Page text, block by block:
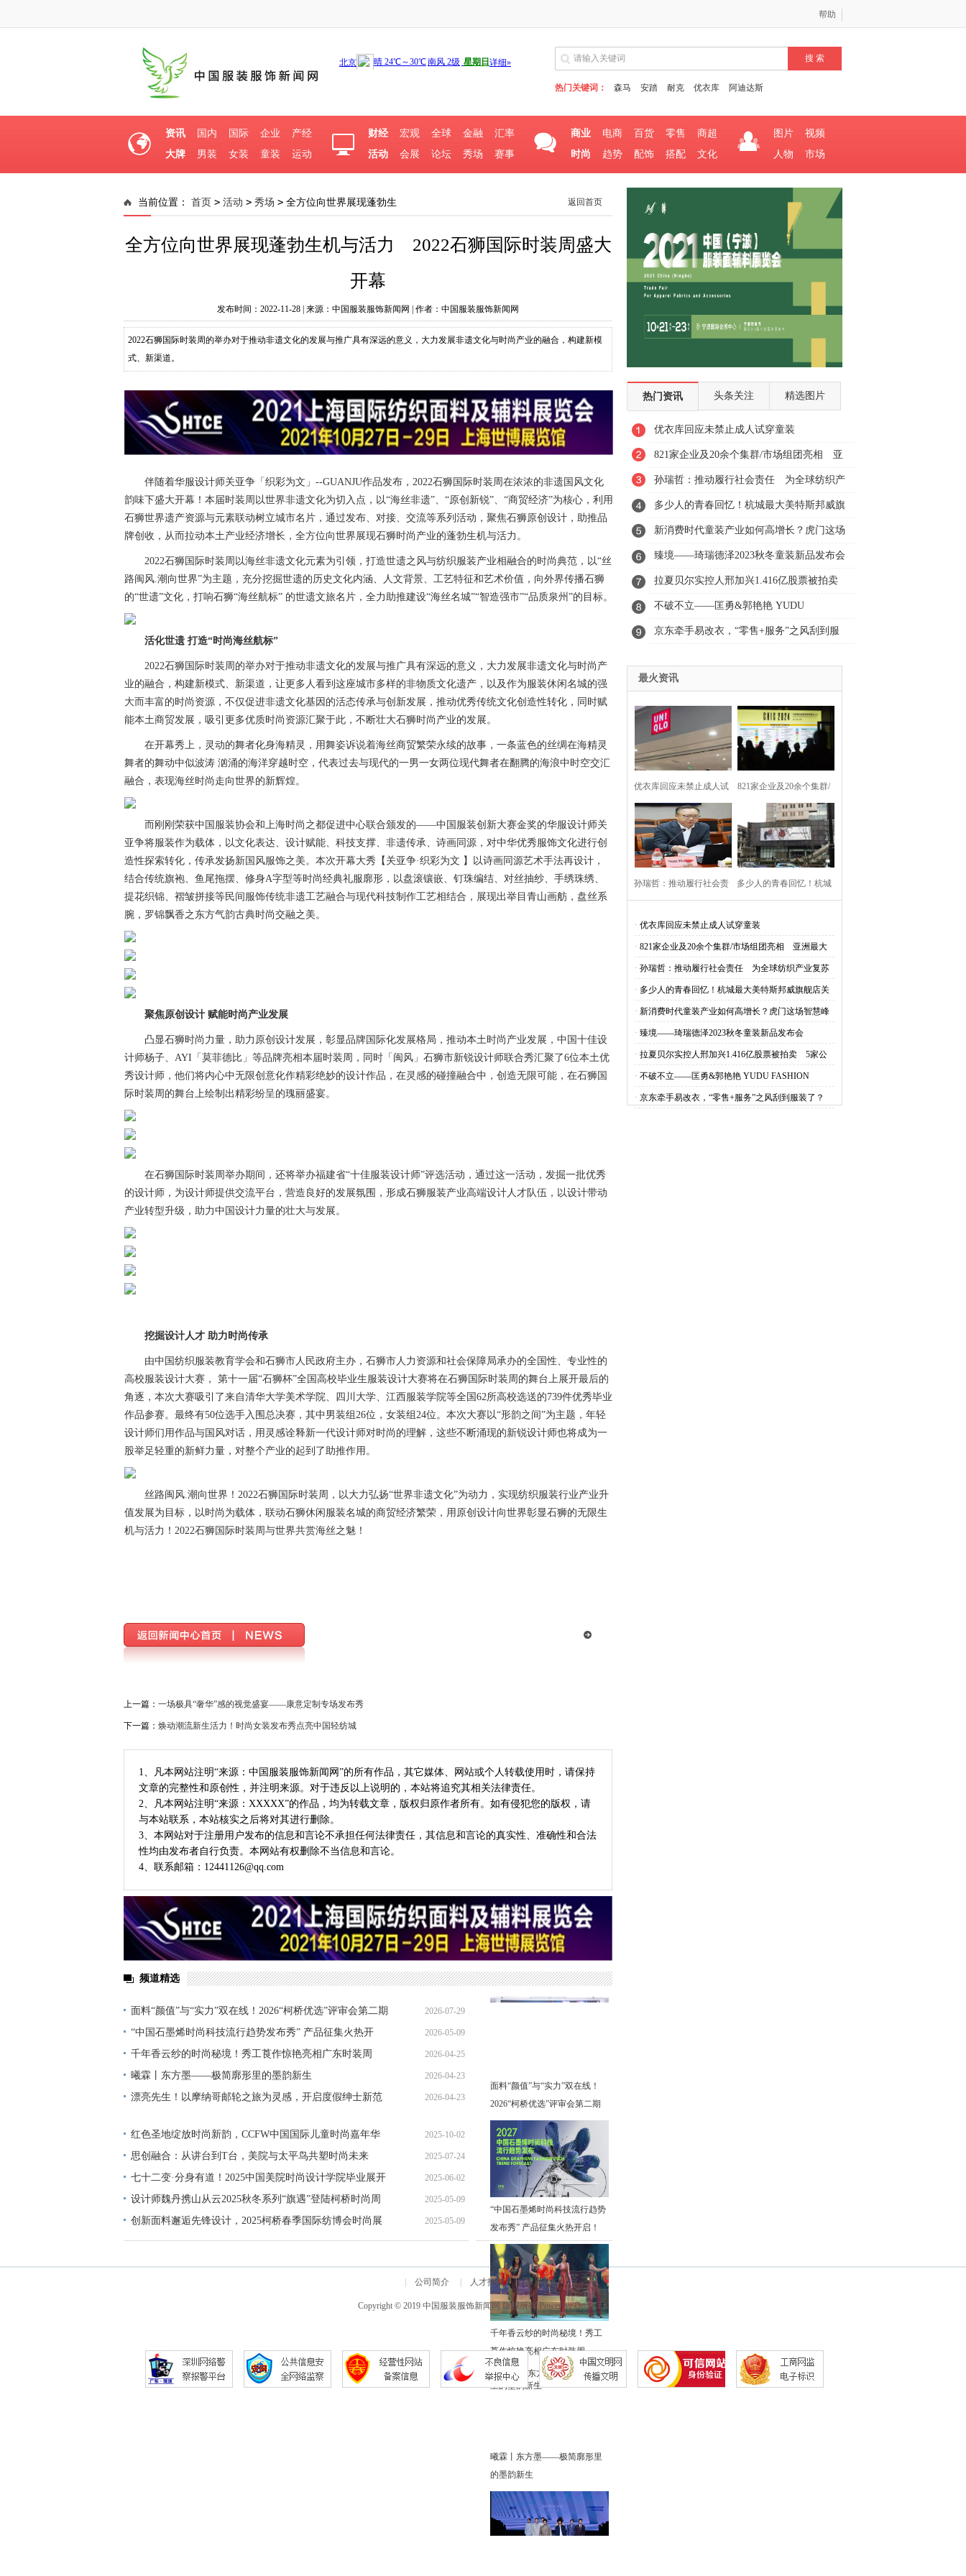
帮助
热门关键词： 森马 安踏 耐克 优衣库 阿迪达斯
资讯 国内 国际 企业
产经
大牌
男装 女装 童装 运动
财经 宏观 全球 金融
汇率
活动
会展 论坛 秀场 赛事
商业 电商 百货 零售
商超
时尚
趋势 配饰 搭配 文化
图片
视频
人物
市场
当前位置： 首页 > 活动 > 秀场 > 全方位向世界展现蓬勃生 返回首页
全方位向世界展现蓬勃生机与活力 2022石狮国际时装周盛大
开幕
发布时间：2022-11-28 | 来源：中国服装服饰新闻网 | 作者：中国服装服饰新闻网
2022石狮国际时装周的举办对于推动非遗文化的发展与推广具有深远的意义，大力发展非遗文化与时尚产业的融合，构建新模
式、新渠道。
伴随着华服设计师关亚争「织彩为文」--GUANJU作品发布，2022石狮国际时装周在浓浓的非遗国风文化
韵味下盛大开幕！本届时装周以世界非遗文化为切入点，以“海丝非遗”、“原创新锐”、“商贸经济”为核心，利用
石狮世界遗产资源与元素联动树立城市名片，通过发布、对接、交流等系列活动，聚焦石狮原创设计，助推品
牌创收，从而拉动本土产业经济增长，全方位向世界展现石狮时尚产业的蓬勃生机与活力。
2022石狮国际时装周以海丝非遗文化元素为引领，打造世遗之风与纺织服装产业相融合的时尚典范，以“丝
路闽风.潮向世界”为主题，充分挖掘世遗的历史文化内涵、人文背景、工艺特征和艺术价值，向外界传播石狮
的“世遗”文化，打响石狮“海丝航标” 的世遗文旅名片，全力助推建设“海丝名城”“智造强市”“品质泉州”的目标。
活化世遗 打造“时尚海丝航标”
2022石狮国际时装周的举办对于推动非遗文化的发展与推广具有深远的意义，大力发展非遗文化与时尚产
业的融合，构建新模式、新渠道，让更多人看到这座城市多样的非物质文化遗产，以及作为服装休闲名城的强
大而丰富的时尚资源，不仅促进非遗文化基因的活态传承与创新发展，推动优秀传统文化创造性转化，同时赋
能本土商贸发展，吸引更多优质时尚资源汇聚于此，不断壮大石狮时尚产业的发展。
在开幕秀上，灵动的舞者化身海精灵，用舞姿诉说着海丝商贸繁荣永续的故事，一条蓝色的丝绸在海精灵
舞者的舞动中似波涛 汹涌的海洋穿越时空，代表过去与现代的一男一女两位现代舞者在翻腾的海浪中时空交汇
融合，表现海丝时尚走向世界的新辉煌。
而刚刚荣获中国服装协会和上海时尚之都促进中心联合颁发的——中国服装创新大赛金奖的华服设计师关
亚争将服装作为载体，以文化表达、设计赋能、科技支撑、非遗传承、诗画同源，对中华优秀服饰文化进行创
造性探索转化，传承发扬新国风服饰之美。本次开幕大秀【关亚争·织彩为文 】以诗画同源艺术手法再设计，
结合传统旗袍、鱼尾拖摆、修身A字型等时尚经典礼服廓形，以盘滚镶嵌、钉珠编结、对丝抽纱、手绣珠绣、
提花织锦、褶皱拼接等民间服饰传统非遗工艺融合与现代科技制作工艺相结合，展现出举目青山画舫，盘丝系
腕，罗锦飘香之东方气韵古典时尚交融之美。
聚焦原创设计 赋能时尚产业发展
凸显石狮时尚力量，助力原创设计发展，彰显品牌国际化发展格局，推动本土时尚产业发展，中国十佳设
计师杨子、AYI「莫菲德比」等品牌亮相本届时装周，同时「闽风」石狮市新锐设计师联合秀汇聚了6位本土优
秀设计师，他们将内心中无限创意化作精彩绝妙的设计作品，在灵感的碰撞融合中，创造无限可能，在石狮国
际时装周的舞台上绘制出精彩纷呈的瑰丽盛宴。
在石狮国际时装周举办期间，还将举办福建省“十佳服装设计师”评选活动，通过这一活动，发掘一批优秀
的设计师，为设计师提供交流平台，营造良好的发展氛围，形成石狮服装产业高端设计人才队伍，以设计带动
产业转型升级，助力中国设计力量的壮大与发展。
挖掘设计人才 助力时尚传承
由中国纺织服装教育学会和石狮市人民政府主办，石狮市人力资源和社会保障局承办的全国性、专业性的
高校服装设计大赛， 第十一届“石狮杯”全国高校毕业生服装设计大赛将在石狮国际时装周的舞台上展开最后的
角逐，本次大赛吸引了来自清华大学美术学院、四川大学、江西服装学院等全国62所高校选送的739件优秀毕业
作品参赛。最终有50位选手入围总决赛，其中男装组26位，女装组24位。本次大赛以“形韵之间”为主题，年轻
设计师们用作品与国风对话，用灵感诠释新一代设计师对时尚的理解，这些不断涌现的新锐设计师也将成为一
股举足轻重的新鲜力量，对整个产业的起到了助推作用。
丝路闽风.潮向世界！2022石狮国际时装周，以大力弘扬“世界非遗文化”为动力，实现纺织服装行业产业升
值发展为目标，以时尚为载体，联动石狮休闲服装名城的商贸经济繁荣，用原创设计向世界彰显石狮的无限生
机与活力！2022石狮国际时装周与世界共赏海丝之魅！
上一篇： 一场极具“奢华”感的视觉盛宴——康意定制专场发布秀
下一篇： 焕动潮流新生活力！时尚女装发布秀点亮中国轻纺城
1、凡本网站注明“来源：中国服装服饰新闻网”的所有作品，其它媒体、网站或个人转载使用时，请保持
文章的完整性和原创性，并注明来源。对于违反以上说明的，本站将追究其相关法律责任。
2、凡本网站注明“来源：XXXXX”的作品，均为转载文章，版权归原作者所有。如有侵犯您的版权，请
与本站联系，本站核实之后将对其进行删除。
3、本网站对于注册用户发布的信息和言论不承担任何法律责任，其信息和言论的真实性、准确性和合法
性均由发布者自行负责。本网站有权删除不当信息和言论。
4、联系邮箱：12441126@qq.com
频道精选
面料“颜值”与“实力”双在线！2026“柯桥优选”评审会第二期
在柯桥火热开评
2026-07-29
“中国石墨烯时尚科技流行趋势发布秀” 产品征集火热开
启！
2026-05-09
千年香云纱的时尚秘境！秀工莨作惊艳亮相广东时装周 2026-04-25
曦霖丨东方墨——极简廓形里的墨韵新生 2026-04-23
漂亮先生！以摩纳哥邮轮之旅为灵感，开启度假绅士新范
2026-04-23
红色圣地绽放时尚新韵，CCFW中国国际儿童时尚嘉年华
献礼国庆!
2025-10-02
思创融合：从讲台到T台，美院与太平鸟共塑时尚未来 2025-07-24
七十二变·分身有道！2025中国美院时尚设计学院毕业展开
幕时装秀
2025-06-02
设计师魏丹携山从云2025秋冬系列“旗遇”登陆柯桥时尚周 2025-05-09
创新面料邂逅先锋设计，2025柯桥春季国际纺博会时尚展
中秀精彩绽放
2025-05-09
面料“颜值”与“实力”双在线！
2026“柯桥优选”评审会第二期
在柯桥火热开评
“中国石墨烯时尚科技流行趋势
发布秀” 产品征集火热开启！
千年香云纱的时尚秘境！秀工
莨作惊艳亮相广东时装周
曦霖丨东方墨——极简廓形里
的墨韵新生
热门资讯 头条关注 精选图片
优衣库回应未禁止成人试穿童装
821家企业及20余个集群/市场组团亮相 亚
洲最大服装服饰展圆满落幕
孙瑞哲：推动履行社会责任 为全球纺织产
业复苏注入正能量
多少人的青春回忆！杭城最大美特斯邦威旗
舰店关门？回应来了
新消费时代童装产业如何高增长？虎门这场
智慧峰会给出更多新思路
臻境——琦瑞德泽2023秋冬童装新品发布会
拉夏贝尔实控人邢加兴1.416亿股票被拍卖
5家公司出手
不破不立——匡勇&郭艳艳 YUDU
FASHION SHOW 2022
京东牵手易改衣，“零售+服务”之风刮到服
最火资讯
优衣库回应未禁止成人试
穿童装
821家企业及20余个集群/
市场组团亮相 亚洲最大
服装服饰展圆满落幕
孙瑞哲：推动履行社会责
注入正能量
多少人的青春回忆！杭城
门？回应来了
· 优衣库回应未禁止成人试穿童装
· 821家企业及20余个集群/市场组团亮相 亚洲最大
服装服饰展圆满落幕
· 孙瑞哲：推动履行社会责任 为全球纺织产业复苏
注入正能量
· 多少人的青春回忆！杭城最大美特斯邦威旗舰店关
门？回应来了
· 新消费时代童装产业如何高增长？虎门这场智慧峰
会给出更多新思路
· 臻境——琦瑞德泽2023秋冬童装新品发布会
· 拉夏贝尔实控人邢加兴1.416亿股票被拍卖 5家公
司出手
· 不破不立——匡勇&郭艳艳 YUDU FASHION
SHOW 2022
· 京东牵手易改衣，“零售+服务”之风刮到服装了？
公司简介 人才招聘 | 联系我们
Copyright © 2019 中国服装服饰新闻网 版权所有 Power by DedeCms